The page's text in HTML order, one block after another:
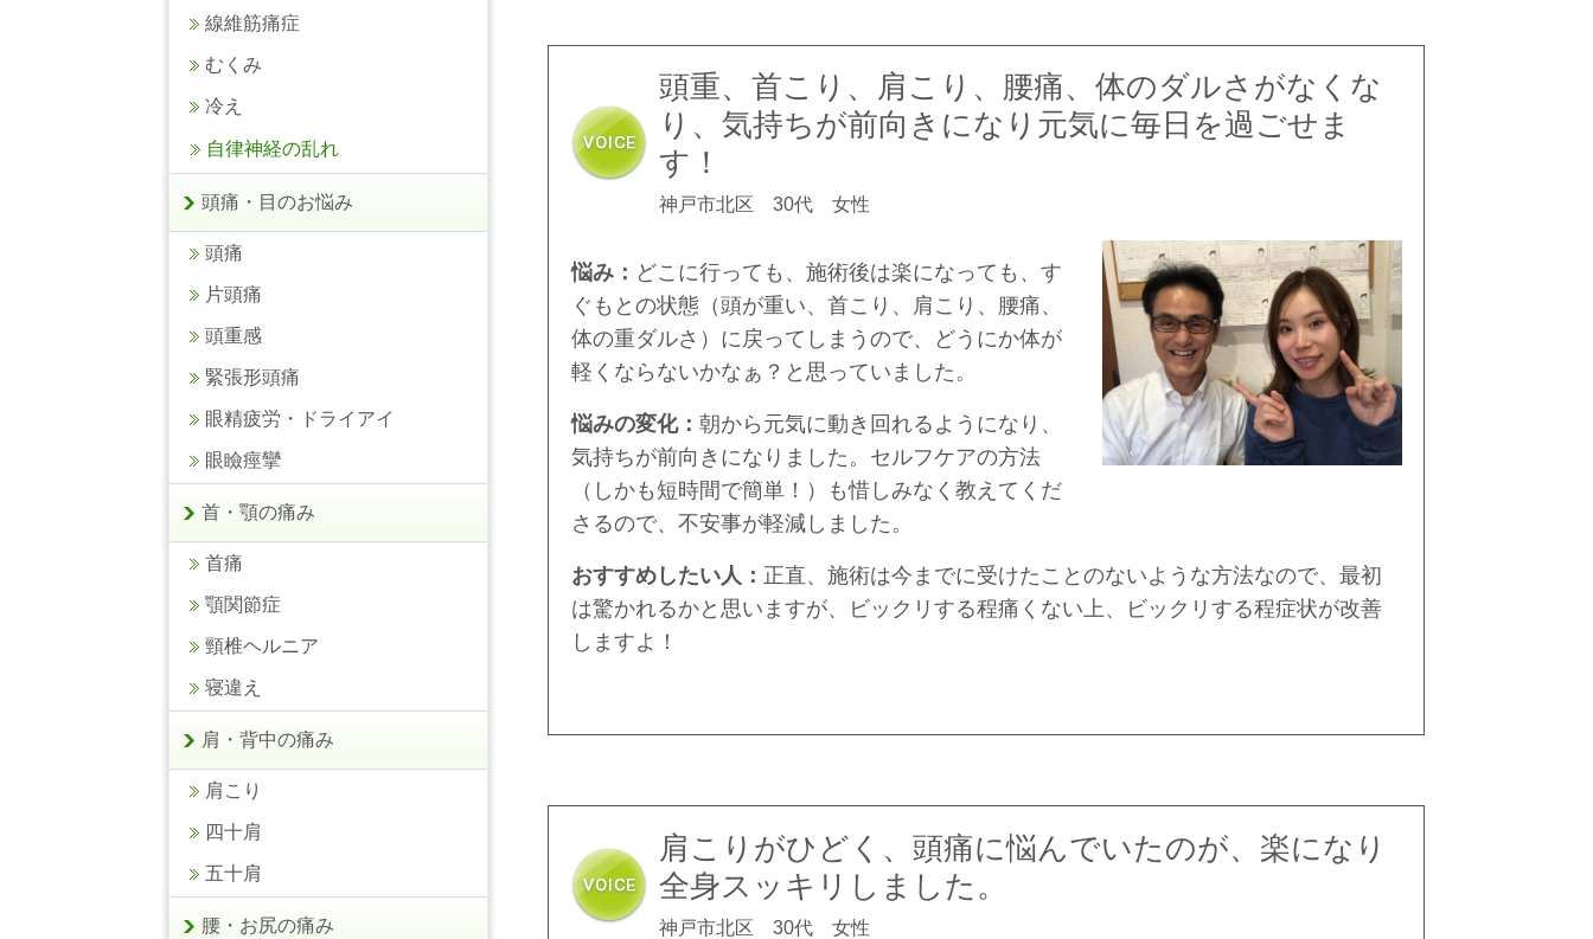
頭重、首こり、肩こり、腰痛、体のダルさがなくな
り、気持ちが前向きになり元気に毎日を過ごせま
す！
神戸市北区 30代 女性
悩み： どこに行っても、施術後は楽になっても、す
ぐもとの状態（頭が重い、首こり、肩こり、腰痛、
体の重ダルさ）に戻ってしまうので、どうにか体が
軽くならないかなぁ？と思っていました。
悩みの変化： 朝から元気に動き回れるようになり、
気持ちが前向きになりました。セルフケアの方法
（しかも短時間で簡単！）も惜しみなく教えてくだ
さるので、不安事が軽減しました。
おすすめしたい人： 正直、施術は今までに受けたことのないような方法なので、最初
は驚かれるかと思いますが、ビックリする程痛くない上、ビックリする程症状が改善
しますよ！
肩こりがひどく、頭痛に悩んでいたのが、楽になり
全身スッキリしました。
神戸市北区 30代 女性
線維筋痛症
むくみ
冷え
自律神経の乱れ
頭痛・目のお悩み
頭痛
片頭痛
頭重感
緊張形頭痛
眼精疲労・ドライアイ
眼瞼痙攣
首・顎の痛み
首痛
顎関節症
頸椎ヘルニア
寝違え
肩・背中の痛み
肩こり
四十肩
五十肩
腰・お尻の痛み